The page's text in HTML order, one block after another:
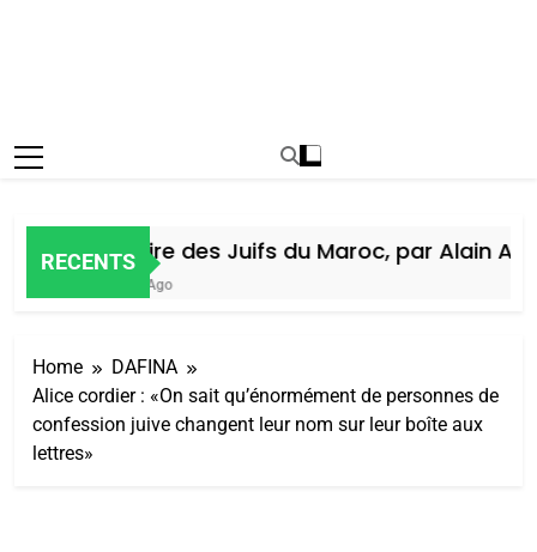
RECENTS
Histoire des Juifs du Maroc, par Alain
7 Jours Ago
Home
DAFINA
Alice cordier : «On sait qu’énormément de personnes de
confession juive changent leur nom sur leur boîte aux
lettres»